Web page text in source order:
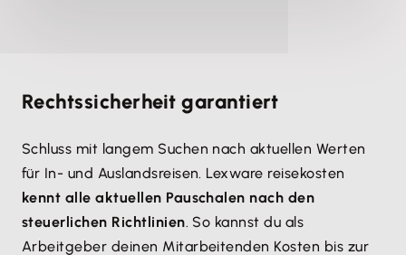
Rechtssicherheit garantiert
Schluss mit langem Suchen nach aktuellen Werten
für In- und Auslandsreisen. Lexware reisekosten
kennt alle aktuellen Pauschalen nach den
steuerlichen Richtlinien. So kannst du als
Arbeitgeber deinen Mitarbeitenden Kosten bis zur